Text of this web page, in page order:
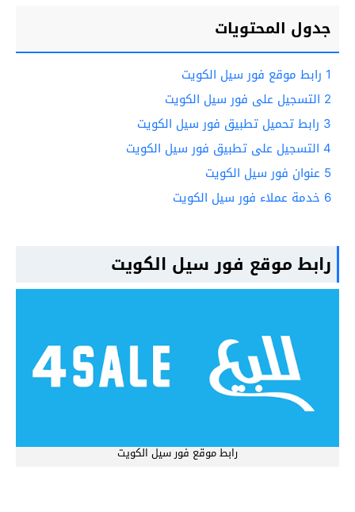
جدول المحتويات
1 رابط موقع فور سيل الكويت
2 التسجيل على فور سيل الكويت
3 رابط تحميل تطبيق فور سيل الكويت
4 التسجيل على تطبيق فور سيل الكويت
5 عنوان فور سيل الكويت
6 خدمة عملاء فور سيل الكويت
رابط موقع فور سيل الكويت
رابط موقع فور سيل الكويت